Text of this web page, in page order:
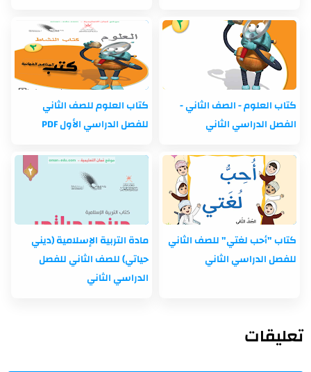
كتاب العلوم - الصف الثاني -
الفصل الدراسي الثاني
كتاب العلوم للصف الثاني
للفصل الدراسي الأول PDF
كتاب "أحب لغتي" للصف الثاني
للفصل الدراسي الثاني
مادة التربية الإسلامية (ديني
حياتي) للصف الثاني للفصل
الدراسي الثاني
تعليقات